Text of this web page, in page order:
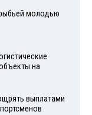
молодью
на
выплатами